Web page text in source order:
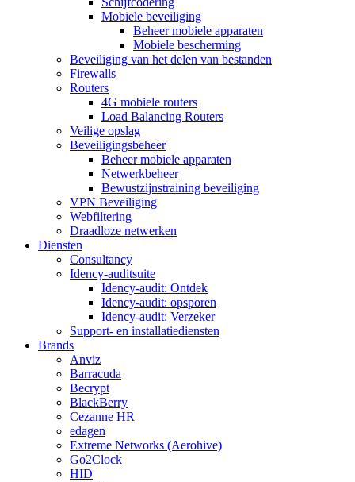
Mobiele beveiliging
Beheer mobiele apparaten
Mobiele bescherming
Beveiliging van het delen van bestanden
Firewalls
Routers
4G mobiele routers
Load Balancing Routers
Veilige opslag
Beveiligingsbeheer
Beheer mobiele apparaten
Netwerkbeheer
Bewustzijnstraining beveiliging
VPN Beveiliging
Webfiltering
Draadloze netwerken
Diensten
Consultancy
Idency-auditsuite
Idency-audit: Ontdek
Idency-audit: opsporen
Idency-audit: Verzeker
Support- en installatiediensten
Brands
Anviz
Barracuda
Becrypt
BlackBerry
Cezanne HR
edagen
Extreme Networks (Aerohive)
Go2Clock
HID